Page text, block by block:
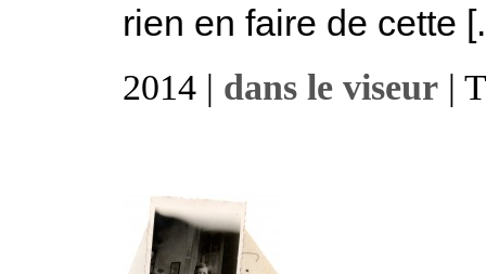
rien en faire de cette
2014 | dans le viseur |